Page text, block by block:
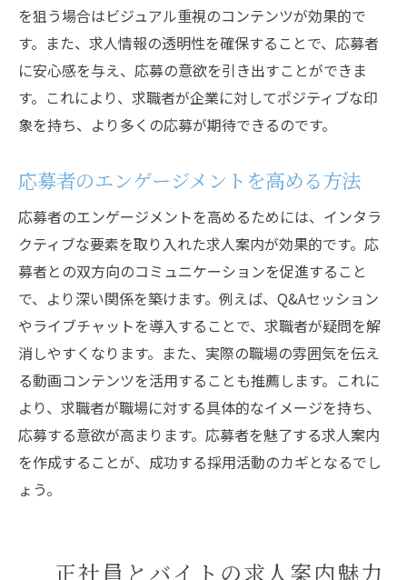
を狙う場合はビジュアル重視のコンテンツが効果的で
す。また、求人情報の透明性を確保することで、応募者
に安心感を与え、応募の意欲を引き出すことができま
す。これにより、求職者が企業に対してポジティブな印
象を持ち、より多くの応募が期待できるのです。
応募者のエンゲージメントを高める方法
応募者のエンゲージメントを高めるためには、インタラ
クティブな要素を取り入れた求人案内が効果的です。応
募者との双方向のコミュニケーションを促進すること
で、より深い関係を築けます。例えば、Q&Aセッション
やライブチャットを導入することで、求職者が疑問を解
消しやすくなります。また、実際の職場の雰囲気を伝え
る動画コンテンツを活用することも推薦します。これに
より、求職者が職場に対する具体的なイメージを持ち、
応募する意欲が高まります。応募者を魅了する求人案内
を作成することが、成功する採用活動のカギとなるでし
ょう。
正社員とバイトの求人案内魅力